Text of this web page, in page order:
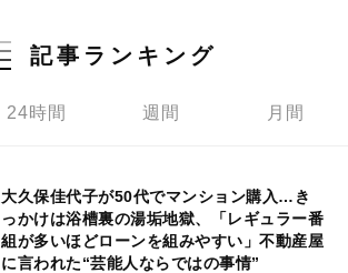
記事ランキング
24時間 週間 月間
大久保佳代子が50代でマンション購入…き
っかけは浴槽裏の湯垢地獄、「レギュラー番
組が多いほどローンを組みやすい」不動産屋
に言われた“芸能人ならではの事情”